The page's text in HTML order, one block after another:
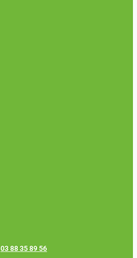
03 88 35 89 56